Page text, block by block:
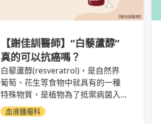
【謝佳訓醫師】”白藜蘆醇”
真的可以抗癌嗎？
白藜蘆醇(resveratrol)，是自然界
葡萄、花生等食物中就具有的一種
特殊物質，是植物為了抵禦病菌入
侵而產生的一種抗毒型物質，最早
是在1939年，日本人高岡從植物白
血液腫瘤科